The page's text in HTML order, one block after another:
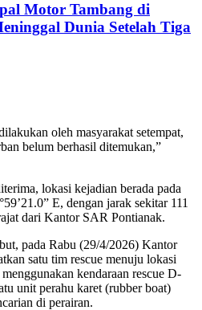
Motor Tambang di
Dunia Setelah Tiga
oleh masyarakat setempat,
belum berhasil ditemukan,”
lokasi kejadian berada pada
E, dengan jarak sekitar 111
dari Kantor SAR Pontianak.
pada Rabu (29/4/2026) Kantor
satu tim rescue menuju lokasi
kendaraan rescue D-
unit perahu karet (rubber boat)
di perairan.